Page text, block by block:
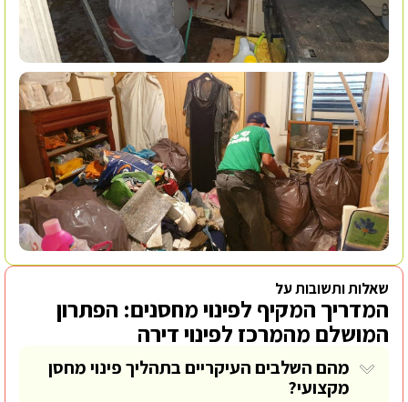
שאלות ותשובות על
המדריך המקיף לפינוי מחסנים: הפתרון
המושלם מהמרכז לפינוי דירה
מהם השלבים העיקריים בתהליך פינוי מחסן
מקצועי?